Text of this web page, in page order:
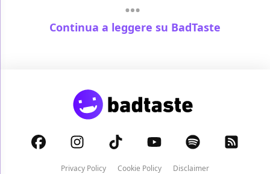
Continua a leggere su BadTaste
Privacy Policy Cookie Policy
Disclaimer